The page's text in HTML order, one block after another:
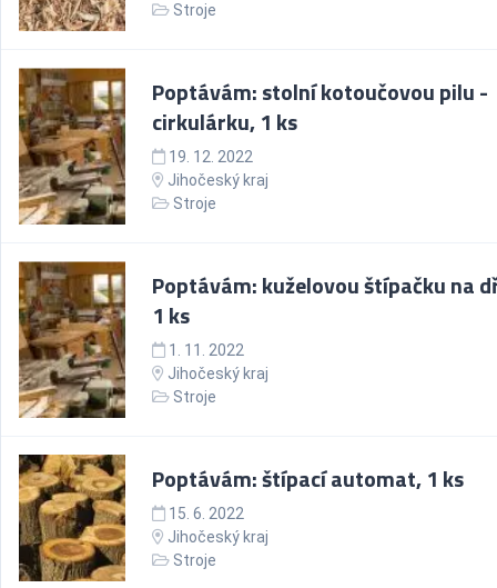
Stroje
Poptávám: stolní kotoučovou pilu -
cirkulárku, 1 ks
19. 12. 2022
Jihočeský kraj
Stroje
Poptávám: kuželovou štípačku na
1 ks
1. 11. 2022
Jihočeský kraj
Stroje
Poptávám: štípací automat, 1 ks
15. 6. 2022
Jihočeský kraj
Stroje